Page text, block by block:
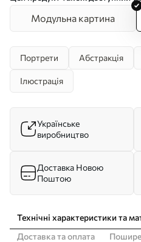
Модульна картина
Портрети Абстракція
Ілюстрація
Українське
виробництво
Доставка Новою
Поштою
Технічні характеристики та
Доставка та оплата